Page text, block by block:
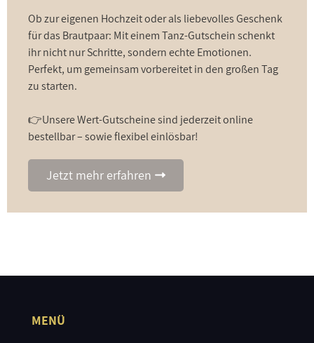
Ob zur eigenen Hochzeit oder als liebevolles Geschenk
für das Brautpaar: Mit einem Tanz-Gutschein schenkt
ihr nicht nur Schritte, sondern echte Emotionen.
Perfekt, um gemeinsam vorbereitet in den großen Tag
zu starten.
👉Unsere Wert-Gutscheine sind jederzeit online
bestellbar – sowie flexibel einlösbar!
Jetzt mehr erfahren
MENÜ